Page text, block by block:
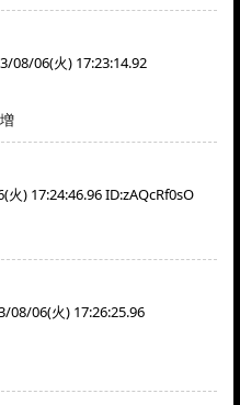
08/06(火) 17:23:14.92
火) 17:24:46.96 ID:zAQcRf0sO
08/06(火) 17:26:25.96